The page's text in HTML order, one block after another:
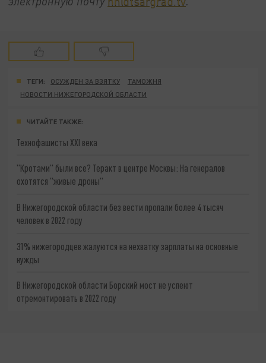
ТЕГИ: ОСУЖДЕН ЗА ВЗЯТКУ
ТАМОЖНЯ
НОВОСТИ НИЖЕГОРОДСКОЙ ОБЛАСТИ
ЧИТАЙТЕ ТАКЖЕ:
Технофашисты XXI века
"Кротами" были все? Теракт в центре Москвы: На генералов
охотятся "живые дроны"
В Нижегородской области без вести пропали более 4 тысяч
человек в 2022 году
31% нижегородцев жалуются на нехватку зарплаты на основные
нужды
В Нижегородской области Борский мост не успеют
отремонтировать в 2022 году